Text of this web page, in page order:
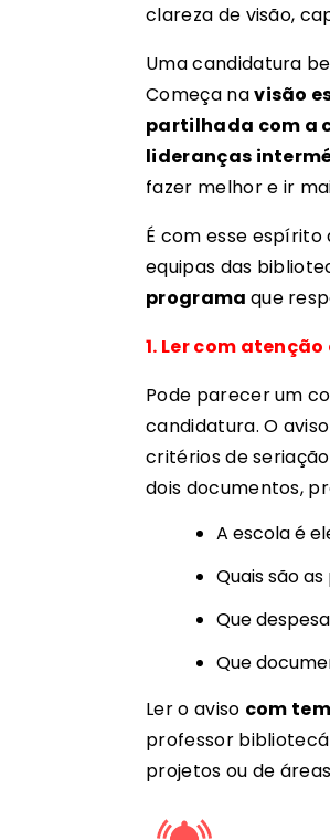
clareza de visão,
Uma candidatura
Começa navisão
partilhada com a
lideranças
fazer melhor e ir
É com esse espírito
equipas das
programa que
1. Ler com
Pode parecer um
candidatura. O
critérios de
dois documentos,
A escola é
Quais são
Que
Que
Ler o aviso com
professor
projetos ou de